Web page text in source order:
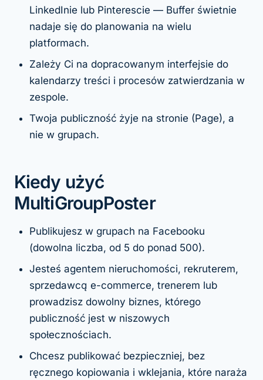
LinkedInie lub Pinterescie — Buffer świetnie
nadaje się do planowania na wielu
platformach.
Zależy Ci na dopracowanym interfejsie do
kalendarzy treści i procesów zatwierdzania w
zespole.
Twoja publiczność żyje na stronie (Page), a
nie w grupach.
Kiedy użyć
MultiGroupPoster
Publikujesz w grupach na Facebooku
(dowolna liczba, od 5 do ponad 500).
Jesteś agentem nieruchomości, rekruterem,
sprzedawcą e-commerce, trenerem lub
prowadzisz dowolny biznes, którego
publiczność jest w niszowych
społecznościach.
Chcesz publikować bezpieczniej, bez
ręcznego kopiowania i wklejania, które naraża